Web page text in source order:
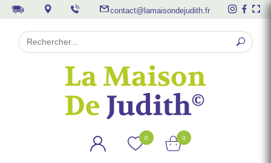
contact@lamaisondejudith.fr
0 0